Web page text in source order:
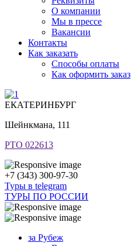
О компании
Мы в прессе
Вакансии
Контакты
Как заказать
Способы оплаты
Как оформить заказ
ЕКАТЕРИНБУРГ
Шейнкмана, 111
РТО 022613
+7 (343) 300-97-30
Туры в telegram
ТУРЫ ПО РОССИИ
за Рубеж